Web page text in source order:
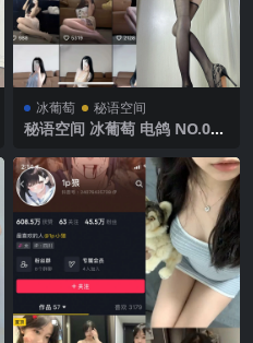
冰葡萄 秘语空间
秘语空间 冰葡萄 电鸽 NO.001
整版